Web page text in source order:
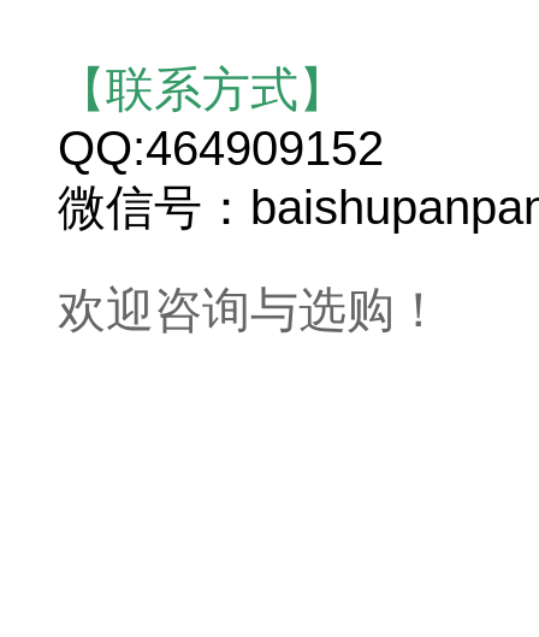
【联系方式】
QQ:464909152
微信号：
欢迎咨询与选购！